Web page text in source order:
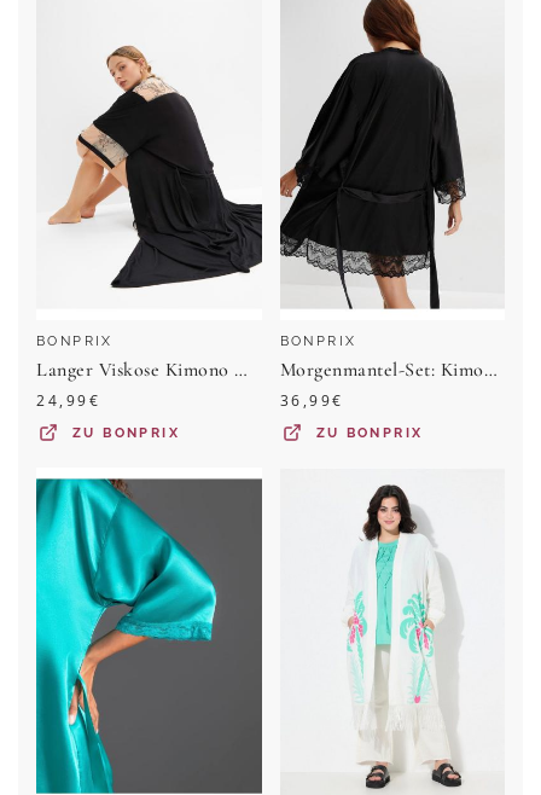
BONPRIX
Langer Viskose Kimono mit Stickerei
24,99€
ZUBONPRIX
BONPRIX
Morgenmantel-Set: Kimono + Negligé (2-tlg. Set)
36,99€
ZU BONPRIX